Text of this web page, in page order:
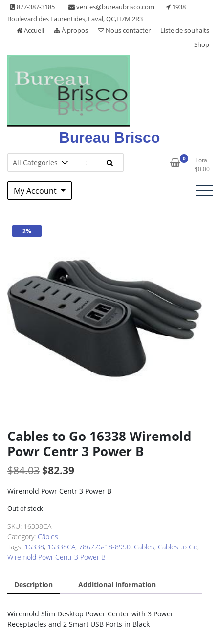
Skip 877-387-3185 ventes@bureaubrisco.com
1938
Boulevard des Laurentides, Laval, QC,H7M 2R3
Accueil
À propos Nous contacter
Liste de souhaits
Shop
Bureau Brisco
0
Total
$0.00
My Account
2%
Cables to Go 16338 Wiremold
Powr Centr 3 Power B
$84.03 Original
$84.03.
$82.39Current
Wiremold Powr Centr 3 Power B
Out of stock
SKU: 16338CA
Category: Câbles
Tags: 16338, 16338CA, 786776-18-8950, Cables, Cables to Go,
Wiremold Powr Centr 3 Power B
Description Additional information
Wiremold Slim Desktop Power Center with 3 Power
Receptacles and 2 Smart USB Ports in Black